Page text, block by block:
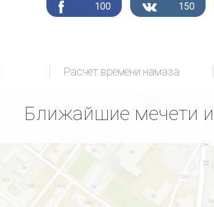
100 150
Расчет времени намаза
Ближайшие мечети